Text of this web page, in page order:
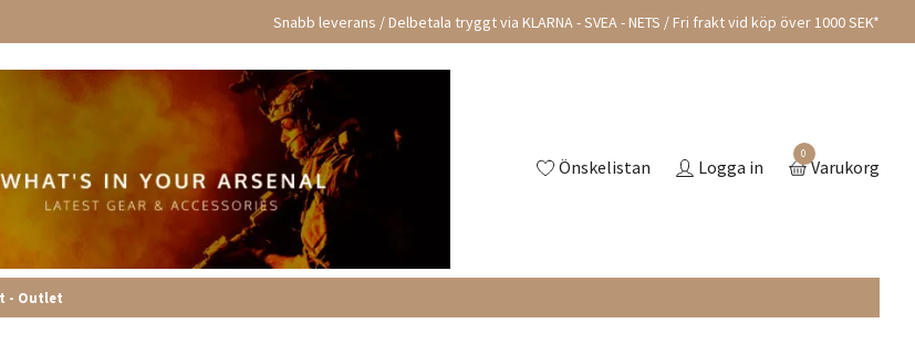
Snabb leverans / Delbetala tryggt via KLARNA - SVEA - NETS / Fri frakt vid köp över 1000 SEK*
Önskelistan Logga in
0
Varukorg
- Outlet